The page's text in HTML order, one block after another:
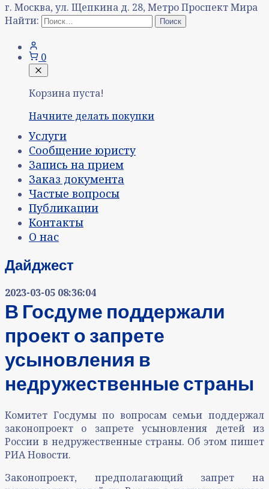
г. Москва, ул. Щепкина д. 28, Метро Проспект Мира
Найти:
0
Корзина пуста!
Начните делать покупки
Услуги
Сообщение юристу
Запись на прием
Заказ документа
Частые вопросы
Публикации
Контакты
О нас
Дайджест
2023-03-05 08:36:04
В Госдуме поддержали
проект о запрете
усыновления в
недружественные страны
Комитет Госдумы по вопросам семьи поддержал
законопроект о запрете усыновления детей из
России в недружественные страны. Об этом пишет
РИА Новости.
Законопроект, предполагающий запрет на